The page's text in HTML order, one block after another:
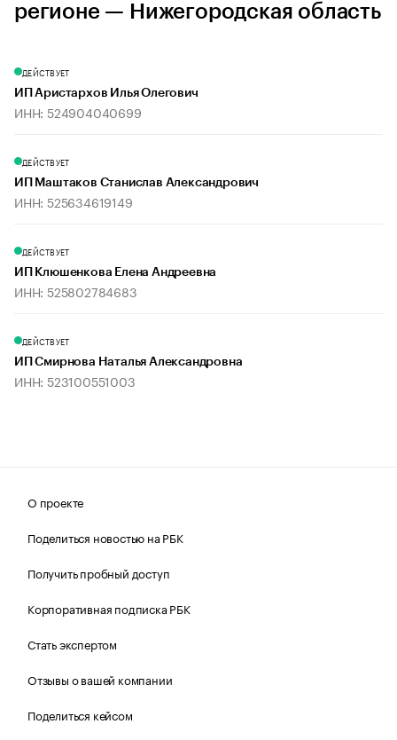
регионе — Нижегородская область
ДЕЙСТВУЕТ
ИП Аристархов Илья Олегович
ИНН: 524904040699
ДЕЙСТВУЕТ
ИП Маштаков Станислав Александрович
ИНН: 525634619149
ДЕЙСТВУЕТ
ИП Клюшенкова Елена Андреевна
ИНН: 525802784683
ДЕЙСТВУЕТ
ИП Смирнова Наталья Александровна
ИНН: 523100551003
О проекте
Поделиться новостью на РБК
Получить пробный доступ
Корпоративная подписка РБК
Стать экспертом
Отзывы о вашей компании
Поделиться кейсом